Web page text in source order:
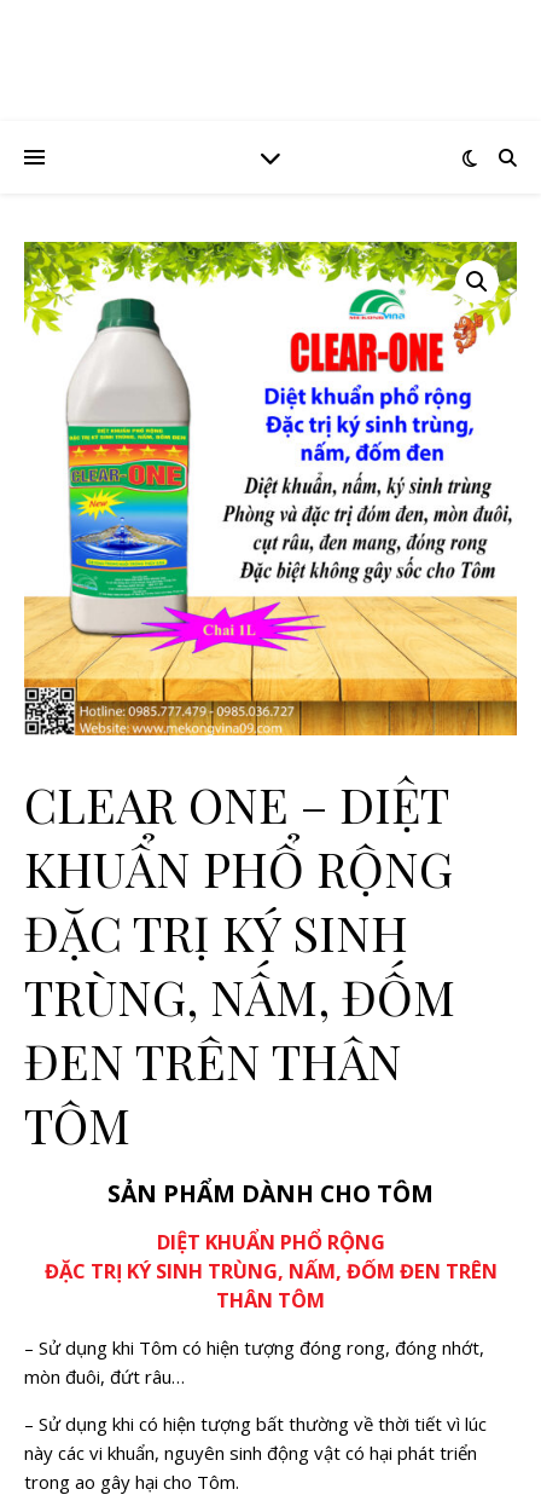
CLEAR ONE – DIỆT
KHUẨN PHỔ RỘNG
ĐẶC TRỊ KÝ SINH
TRÙNG, NẤM, ĐỐM
ĐEN TRÊN THÂN
TÔM
SẢN PHẨM DÀNH CHO TÔM
DIỆT KHUẨN PHỔ RỘNG
ĐẶC TRỊ KÝ SINH TRÙNG, NẤM, ĐỐM ĐEN TRÊN
THÂN TÔM
– Sử dụng khi Tôm có hiện tượng đóng rong, đóng nhớt,
mòn đuôi, đứt râu…
– Sử dụng khi có hiện tượng bất thường về thời tiết vì lúc
này các vi khuẩn, nguyên sinh động vật có hại phát triển
trong ao gây hại cho Tôm.